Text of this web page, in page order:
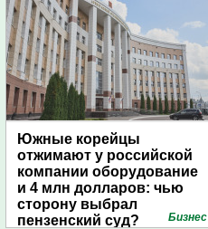
Южные корейцы
отжимают у российской
компании оборудование
и 4 млн долларов: чью
сторону выбрал
пензенский суд?
Бизнес